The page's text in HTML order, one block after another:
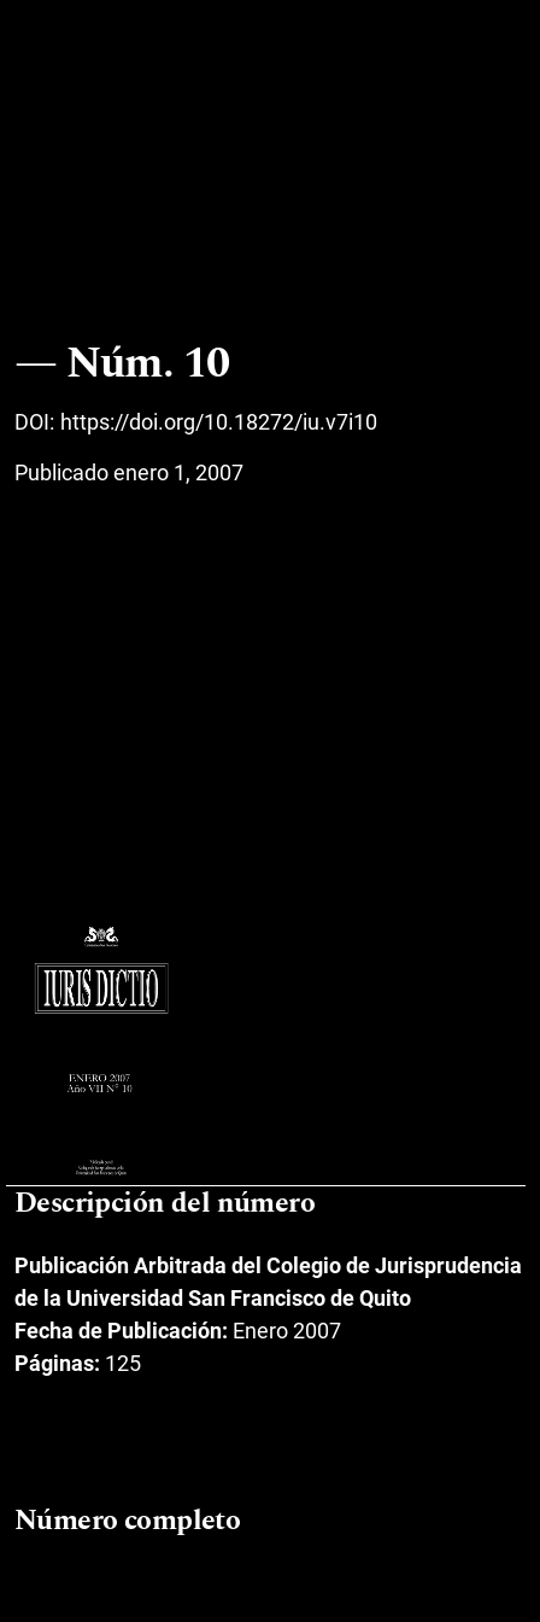
Núm. 10
DOI: https://doi.org/10.18272/iu.v7i10
Publicado enero 1, 2007
Descripción del número
Publicación Arbitrada del Colegio de Jurisprudencia
de la Universidad San Francisco de Quito
Fecha de Publicación: Enero 2007
Páginas: 125
Número completo